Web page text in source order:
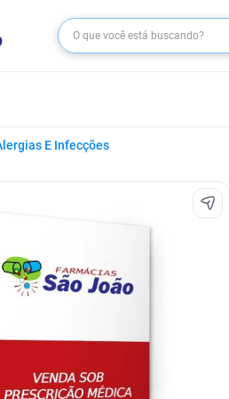
E Infecções